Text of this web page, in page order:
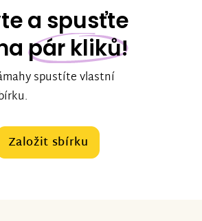
a spusťte
pár kliků!
spustíte vlastní
Založit sbírku